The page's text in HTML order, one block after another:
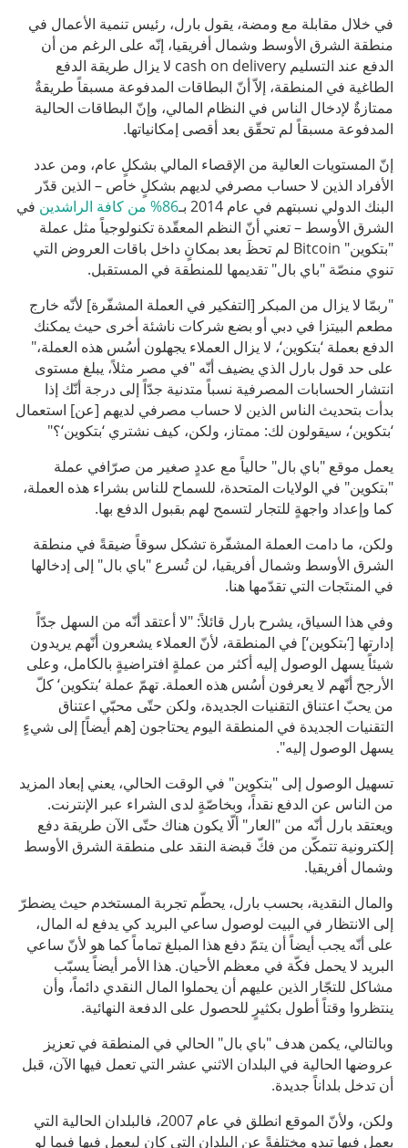
في خلال مقابلة مع ومضة، يقول بارل، رئيس تنمية الأعمال في
منطقة الشرق الأوسط وشمال أفريقيا، إنّه على الرغم من أن
الدفع عند التسليم cash on delivery لا يزال طريقة الدفع
الطاغية في المنطقة، إلاّ أنّ البطاقات المدفوعة مسبقاً طريقةٌ
ممتازةٌ لإدخال الناس في النظام المالي، وإنّ البطاقات الحالية
المدفوعة مسبقاً لم تحقّق بعد أقصى إمكانياتها.
إنّ المستويات العالية من الإقصاء المالي بشكلٍ عام، ومن عدد
الأفراد الذين لا حساب مصرفي لديهم بشكلٍ خاص – الذين قدّر
البنك الدولي نسبتهم في عام 2014 بـ
86% من كافة الراشدين
في
الشرق الأوسط – تعني أنّ النظم المعقّدة تكنولوجياً مثل عملة
"بتكوين" Bitcoin لم تحظَ بعد بمكانٍ داخل باقات العروض التي
تنوي منصّة "باي بال" تقديمها للمنطقة في المستقبل.
"ربمّا لا يزال من المبكر [التفكير في العملة المشفّرة] لأنّه خارج
مطعم البيتزا في دبي أو بضع شركات ناشئة أخرى حيث يمكنك
الدفع بعملة ‘بتكوين‘، لا يزال العملاء يجهلون أسُس هذه العملة،"
على حد قول بارل الذي يضيف أنّه "في مصر مثلاً، يبلغ مستوى
انتشار الحسابات المصرفية نسباً متدنية جدّاً إلى درجة أنّك إذا
بدأت بتحديث الناس الذين لا حساب مصرفي لديهم [عن] استعمال
‘بتكوين‘، سيقولون لك: ممتاز، ولكن، كيف نشتري ‘بتكوين‘؟"
يعمل موقع "باي بال" حالياً مع عددٍ صغير من صرّافي عملة
"بتكوين" في الولايات المتحدة، للسماح للناس بشراء هذه العملة،
كما وإعداد واجهةٍ للتجار لتسمح لهم بقبول الدفع بها.
ولكن، ما دامت العملة المشفّرة تشكل سوقاً ضيقةً في منطقة
الشرق الأوسط وشمال أفريقيا، لن تُسرع "باي بال" إلى إدخالها
في المنتَجات التي تقدّمها هنا.
وفي هذا السياق، يشرح بارل قائلاً: "لا أعتقد أنّه من السهل جدّاً
إدارتها [‘بتكوين‘] في المنطقة، لأنّ العملاء يشعرون أنّهم يريدون
شيئاً يسهل الوصول إليه أكثر من عملةٍ افتراضيةٍ بالكامل، وعلى
الأرجح أنّهم لا يعرفون أسُس هذه العملة. تهمّ عملة ‘بتكوين‘ كلّ
من يحبّ اعتناق التقنيات الجديدة، ولكن حتّى محبّي اعتناق
التقنيات الجديدة في المنطقة اليوم يحتاجون [هم أيضاً] إلى شيءٍ
يسهل الوصول إليه".
تسهيل الوصول إلى "بتكوين" في الوقت الحالي، يعني إبعاد المزيد
من الناس عن الدفع نقداً، وبخاصّةٍ لدى الشراء عبر الإنترنت.
ويعتقد بارل أنّه من "العار" ألّا يكون هناك حتّى الآن طريقة دفع
إلكترونية تتمكّن من فكّ قبضة النقد على منطقة الشرق الأوسط
وشمال أفريقيا.
والمال النقدية، بحسب بارل، يحطّم تجربة المستخدم حيث يضطرّ
إلى الانتظار في البيت لوصول ساعي البريد كي يدفع له المال،
على أنّه يجب أيضاً أن يتمّ دفع هذا المبلغ تماماً كما هو لأنّ ساعي
البريد لا يحمل فكّة في معظم الأحيان. هذا الأمر أيضاً يسبّب
مشاكل للتجّار الذين عليهم أن يحملوا المال النقدي دائماً، وأن
ينتظروا وقتاً أطول بكثيرٍ للحصول على الدفعة النهائية.
وبالتالي، يكمن هدف "باي بال" الحالي في المنطقة في تعزيز
عروضها الحالية في البلدان الاثني عشر التي تعمل فيها الآن، قبل
أن تدخل بلداناً جديدة.
ولكن، ولأنّ الموقع انطلق في عام 2007، فالبلدان الحالية التي
يعمل فيها تبدو مختلفةً عن البلدان التي كان ليعمل فيها فيما لو